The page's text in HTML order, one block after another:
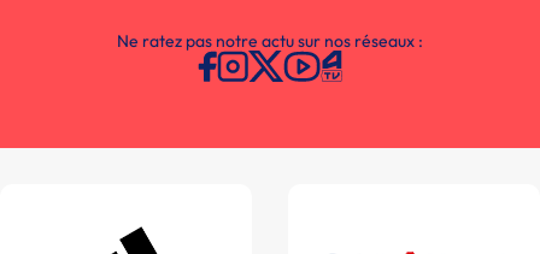
Ne ratez pas notre actu sur nos réseaux :